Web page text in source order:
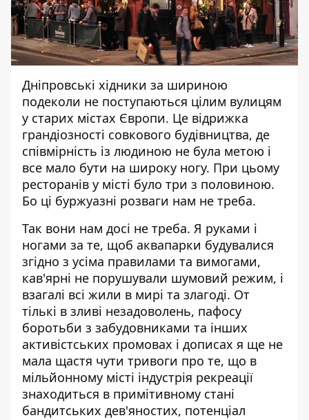
Дніпровські хідники за шириною
подеколи не поступаються цілим вулицям
у старих містах Європи. Це відрижка
грандіозності совкового будівництва, де
співмірність із людиною не була метою і
все мало бути на широку ногу. При цьому
ресторанів у місті було три з половиною.
Бо ці буржуазні розваги нам не треба.
Так вони нам досі не треба. Я руками і
ногами за те, щоб аквапарки будувалися
згідно з усіма правилами та вимогами,
кав'ярні не порушували шумовий режим, і
взагалі всі жили в мирі та злагоді. От
тількі в зливі незадоволень, пафосу
боротьби з забудовниками та інших
активістських промовах і дописах я ще не
мала щастя чути тривоги про те, що в
мільйонному місті індустрія рекреації
знаходиться в примітивному стані
бандитських дев'яностих, потенціал